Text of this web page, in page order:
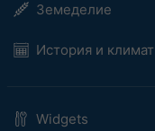
Земеделие
История и климат
Widgets